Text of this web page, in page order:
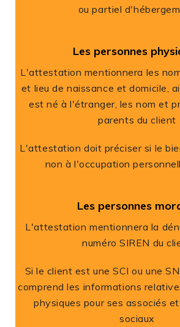
ou partiel
Les personnes
L'attestation mentionnera les
et lieu de naissance et domicile,
est né à l'étranger, les nom et
parents du client
L'attestation doit préciser si le
non à l'occupation
Les personnes
L'attestation mentionnera la
numéro SIREN du
Si le client est une SCI ou une
comprend les informations
physiques pour ses associés
sociaux